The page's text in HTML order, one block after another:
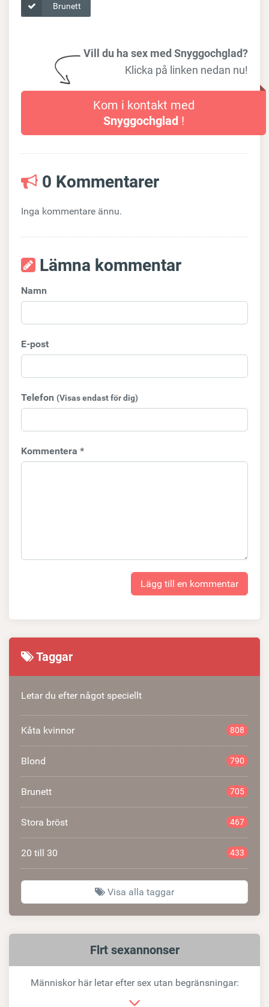
Brunett
Vill du ha sex med Snyggochglad?
Klicka på linken nedan nu!
Kom i kontakt med
Snyggochglad !
0 Kommentarer
Inga kommentare ännu.
Lämna kommentar
Namn
E-post
Telefon (Visas endast för dig)
Kommentera *
Lägg till en kommentar
Taggar
Letar du efter något speciellt
Kåta kvinnor 808
Blond 790
Brunett 705
Stora bröst 467
20 till 30 433
Visa alla taggar
Relaterad
länk
Flrt sexannonser
Människor här letar efter sex utan begränsningar: